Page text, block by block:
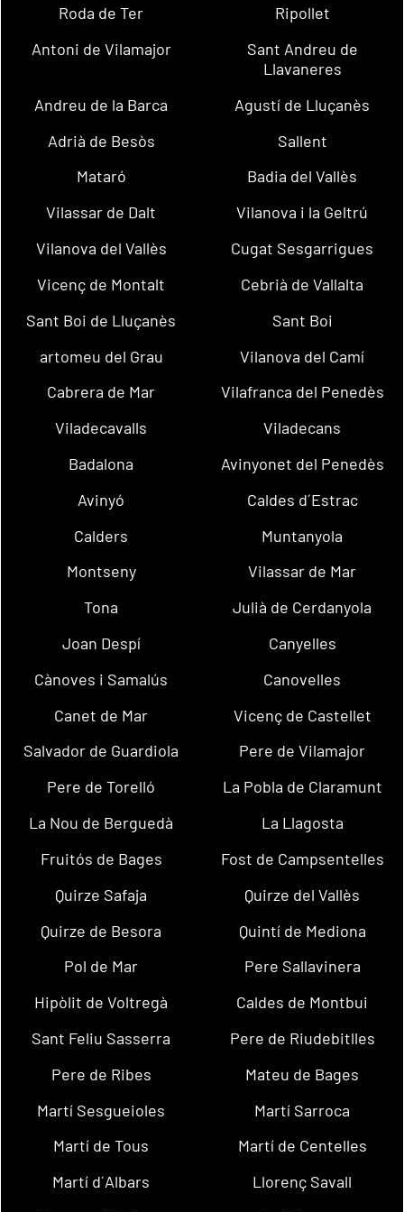
Roda de Ter
Ripollet
Antoni de Vilamajor
Sant Andreu de
Llavaneres
Andreu de la Barca
Agustí de Lluçanès
Adrià de Besòs
Sallent
Mataró
Badia del Vallès
Vilassar de Dalt
Vilanova i la Geltrú
Vilanova del Vallès
Cugat Sesgarrigues
Vicenç de Montalt
Cebrià de Vallalta
Sant Boi de Lluçanès
Sant Boi
artomeu del Grau
Vilanova del Camí
Cabrera de Mar
Vilafranca del Penedès
Viladecavalls
Viladecans
Badalona
Avinyonet del Penedès
Avinyó
Caldes d´Estrac
Calders
Muntanyola
Montseny
Vilassar de Mar
Tona
Julià de Cerdanyola
Joan Despí
Canyelles
Cànoves i Samalús
Canovelles
Canet de Mar
Vicenç de Castellet
Salvador de Guardiola
Pere de Vilamajor
Pere de Torelló
La Pobla de Claramunt
La Nou de Berguedà
La Llagosta
Fruitós de Bages
Fost de Campsentelles
Quirze Safaja
Quirze del Vallès
Quirze de Besora
Quintí de Mediona
Pol de Mar
Pere Sallavinera
Hipòlit de Voltregà
Caldes de Montbui
Sant Feliu Sasserra
Pere de Riudebitlles
Pere de Ribes
Mateu de Bages
Martí Sesgueioles
Martí Sarroca
Martí de Tous
Martí de Centelles
Martí d´Albars
Llorenç Savall